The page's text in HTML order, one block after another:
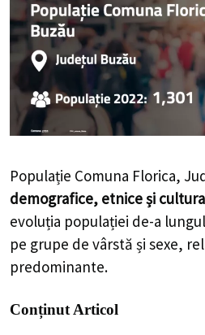
Populație Comuna Florica,
demografice, etnice și
evoluția populației de-a
pe grupe de vârstă și sexe,
predominante.
Conținut Articol